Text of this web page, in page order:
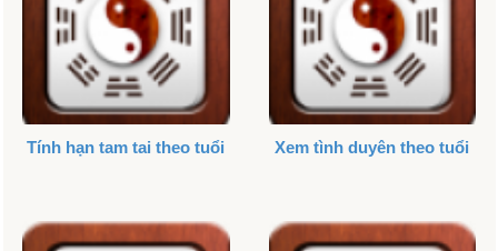
Tính hạn tam tai theo tuổi Xem tình duyên theo tuổi